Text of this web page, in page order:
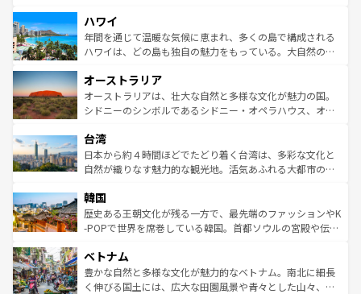
ば市内交通費無料で観光を楽しむこともできる。 なお、新
着のスイス情報はコンテンツ一覧 を参照してほしい。
のような巨大都市は、観光、ショッピング、エンターテイ
ンメントが詰まった刺激的なスポットだ。一方、アメリカ
西部には大自然が広がり、グランドキャニオンやイエロー
部のニューオーリンズでは、音楽と美食が融合した独特の
文化が魅力。旅行者はアメリカの各地域で異なる魅力を楽
しみながら、その多様性と豊かな歴史を感じることができ
ならではの贅沢な旅のスタイルだ。 なお、新着のアメリカ
情報はコンテンツ一覧を参照してほしい。
ハワイ
年間を通じて温暖な気候に恵まれ、多くの島で構成される
ハワイは、どの島も独自の魅力をもっている。大自然の神
ワイ島は見逃せない。また、定番の観光地といえばオアフ
島だが、静かな自然を求めるならマウイ島やカウアイ島が
おすすめ。エメラルドグリーンに輝く海をはじめ、豊かな
れるおもてなしの心で訪れる人々を迎えてくれるハワイの
人々、おいしいローカルフードやハワイアンミュージッ
ク、伝統的なフラダンスなど、すべてがハワイの魅力を彩
ワイを、存分に味わってほしい。 なお、新着のハワイ情報
はコンテンツ一覧を参照してほしい。
オーストラリア
オーストラリアは、壮大な自然と多様な文化が魅力の国。
シドニーのシンボルであるシドニー・オペラハウス、オー
リアリーフや大陸中央部にそびえるウルル（エアーズロッ
ク）、タスマニアの美しい原生林やケアンズの熱帯雨林な
ど、見どころがたくさん。また、カフェやワイン、オージ
いる。アクティビティも充実しており、サーフィンやダイ
ビング、ハイキングなど、アウトドア好きにはたまらな
い。オーストラリアの多彩な魅力を存分に味わいつくそ
参照してほしい。
台湾
日本から約４時間ほどでたどり着く台湾は、多彩な文化と
自然が織りなす魅力的な観光地。活気あふれる大都市の台
ン）、静ひつな山岳地帯である台湾東部など、都市の喧騒
と山間の静けさが共存しており、訪れる人に新しい発見と
驚きをもたらしてくれる。また、奥深い台湾の食文化も魅
容にもいいと評判のスイーツなど、バラエティ豊かな料理
が味わえる。 なお、新着の台湾情報は コンテンツ一覧を参
照してほしい。
韓国
歴史ある王朝文化が残る一方で、最先端のファッションやK
-POPで世界を席巻している韓国。首都ソウルの宮殿や伝統
き、地方に足を延ばせば四季折々の自然美を楽しむことが
できる。そして、キムチや焼肉、絶品のストリートフード
まで、さまざまな韓国料理が待っている。夜には、韓国な
ベトナム
豊かな自然と多様な文化が魅力的なベトナム。南北に細長
く伸びる国土には、広大な田園風景や青々とした山々、世